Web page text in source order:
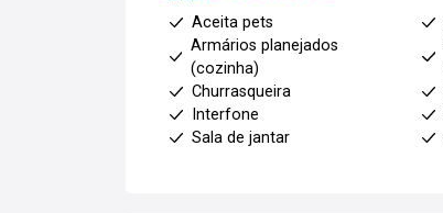
Aceita pets
Armários planejados
(cozinha)
Churrasqueira
Interfone
Sala de jantar